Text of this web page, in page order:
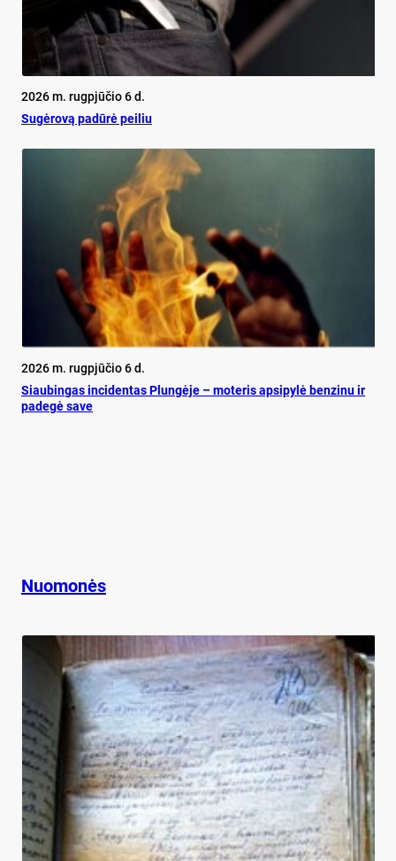
2026 m. rugpjūčio 6 d.
Su­gė­ro­vą pa­dū­rė pei­liu
2026 m. rugpjūčio 6 d.
Siau­bin­gas in­ci­den­tas Plun­gė­je – mo­te­ris ap­si­py­lė ben­zi­nu ir
pa­de­gė sa­ve
Nuomonės